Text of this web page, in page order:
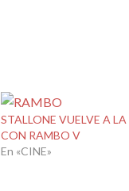
STALLONE VUELVE A
CON RAMBO V
En «CINE»